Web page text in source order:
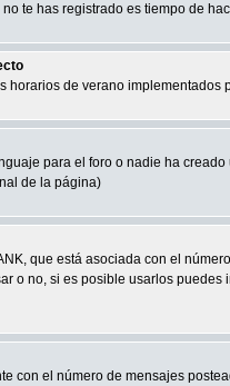
te has registrado es tiempo de
horarios de verano implementados
para el foro o nadie ha
de la página)
que está asociada con el
o no, si es posible usarlos
con el número de mensajes